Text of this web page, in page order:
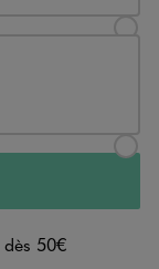
dès 50€